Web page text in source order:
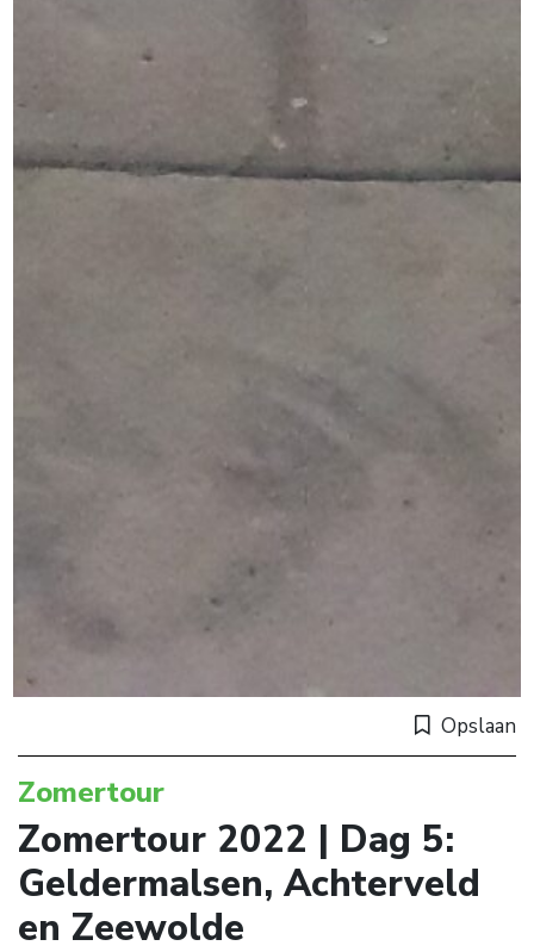
Opslaan
Zomertour
Zomertour 2022 | Dag 5:
Geldermalsen, Achterveld
en Zeewolde